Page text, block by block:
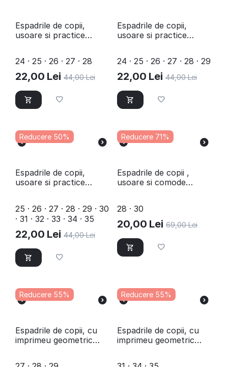
​Espadrile de copii,
usoare si practice
24 · 25 · 26 · 27 · 28
22,00 Lei 44,00 Lei
Espadrile de copii,
usoare si practice
24 · 25 · 26 · 27 · 28 · 29
22,00 Lei 44,00 Lei
Reducere 50%
Espadrile de copii,
usoare si practice
25 · 26 · 27 · 28 · 29 · 30
· 31 · 32 · 33 · 34 · 35
22,00 Lei 44,00 Lei
Reducere 71%
Espadrile de copii ,
usoare si comode
28 · 30
20,00 Lei 69,00 Lei
Reducere 55%
Espadrile de copii, cu
imprimeu geometric
Reducere 55%
Espadrile de copii, cu
imprimeu geometric